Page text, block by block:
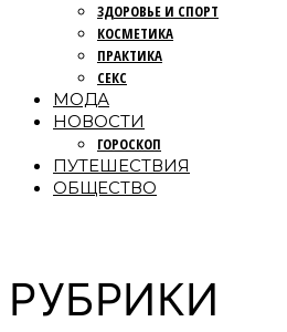
ЗДОРОВЬЕ И СПОРТ
КОСМЕТИКА
ПРАКТИКА
СЕКС
МОДА
НОВОСТИ
ГОРОСКОП
ПУТЕШЕСТВИЯ
ОБЩЕСТВО
РУБРИКИ